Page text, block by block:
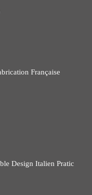
Française
Design Italien Pratic